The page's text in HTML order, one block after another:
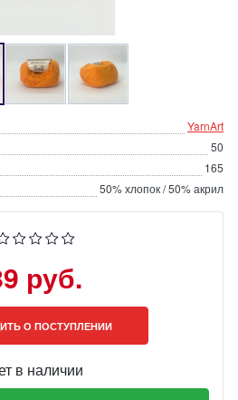
YarnArt
50
165
50% хлопок / 50% акрил
руб.
О ПОСТУПЛЕНИИ
в наличии